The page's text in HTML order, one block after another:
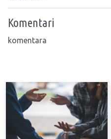
Komentari
komentara